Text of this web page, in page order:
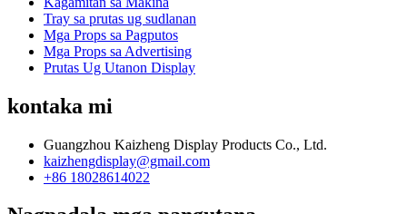
Tray sa prutas ug sudlanan
Mga Props sa Pagputos
Mga Props sa Advertising
Prutas Ug Utanon Display
kontaka mi
Guangzhou Kaizheng Display Products Co., Ltd.
kaizhengdisplay@gmail.com
+86 18028614022